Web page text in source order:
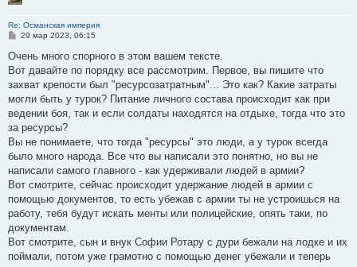
Re: Османская империя
С
о
щ
е
и
е
29 мар 2023, 06:15
Очень много спорного в этом вашем тексте.
Вот давайте по порядку все рассмотрим. Первое, вы пишите что
захват крепости был "ресурсозатратным"... Это как? Какие затраты
могли быть у турок? Питание личного состава происходит как при
ведении боя, так и если солдаты находятся на отдыхе, тогда что это
за ресурсы?
Вы не понимаете, что тогда "ресурсы" это люди, а у турок всегда
было много народа. Все что вы написали это понятно, но вы не
написали самого главного - как удерживали людей в армии?
Вот смотрите, сейчас происходит удержание людей в армии с
помощью документов, то есть убежав с армии ты не устроишься на
работу, тебя будут искать менты или полицейские, опять таки, по
документам.
Вот смотрите, сын и внук Софии Ротару с дури бежали на лодке и их
поймали, потом уже грамотно с помощью денег убежали и теперь